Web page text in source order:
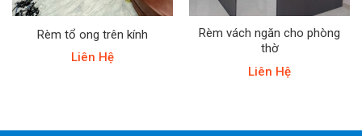
Rèm tổ ong trên kính
Liên Hệ
Rèm vách ngăn cho phòng
thờ
Liên Hệ